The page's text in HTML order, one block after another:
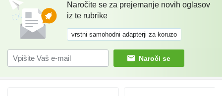
Naročite se za prejemanje novih oglasov
iz te rubrike
vrstni samohodni adapterji za koruzo
Naroči se